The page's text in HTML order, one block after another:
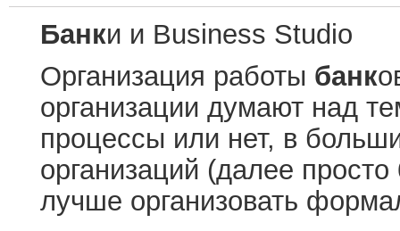
Банки и Business Studio
Организация работы банк
организации думают над
процессы или нет, в
организаций (далее просто
лучше организовать